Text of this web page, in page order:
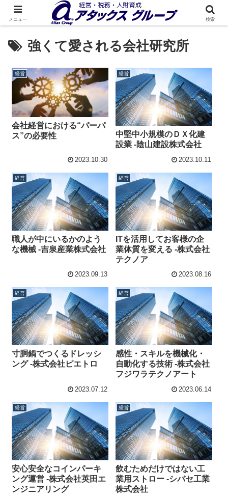
強くて愛される会社研究所
経営
会社経営における“パーパ
ス”の必要性
2023.10.30
経営
中堅中小規模のＤＸ化建
設業 -陰山建設株式会社
2023.10.11
経営
職人が中にいるかのよう
な機械 -吉泉産業株式会社
2023.09.13
経営
ITを活用してお客様の企
業体質を変える -株式会社
テクノア
2023.08.16
経営
寸胴鍋でつくるドレッシ
ング -株式会社ピエトロ
2023.07.12
経営
感性・スキルを機械化・
自動化する技術 -株式会社
フジワラテクノアート
2023.06.14
経営
安心安全なコインパーキ
ング運営 -株式会社英田エ
ンジニアリング
経営
飲むためだけではない工
業用ストロー -シバセ工業
株式会社
メニュー 検索